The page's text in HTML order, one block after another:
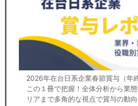
2026年在台日系企業春節賞与（年
この１冊で把握！全体分析から業
リアまで多角的な視点で賞与の動向